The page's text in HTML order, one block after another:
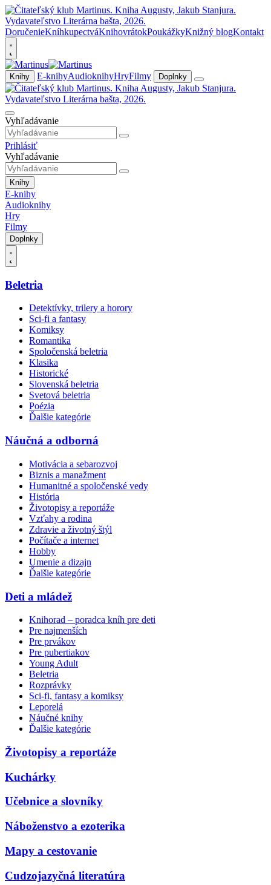
DoručenieKníhkupectváKnihovrátokPoukážkyKnižný blogKontakt
Knihy E-knihyAudioknihyHryFilmy Doplnky
Vyhľadávanie
Prihlásiť
Vyhľadávanie
Knihy
E-knihy
Audioknihy
Hry
Filmy
Doplnky
Beletria
Detektívky, trilery a horory
Sci-fi a fantasy
Komiksy
Romantika
Spoločenská beletria
Klasika
Historické
Slovenská beletria
Svetová beletria
Poézia
Ďalšie kategórie
Náučná a odborná
Motivácia a sebarozvoj
Biznis a manažment
Humanitné a spoločenské vedy
História
Životopisy a reportáže
Vzťahy a rodina
Zdravie a životný štýl
Počítače a internet
Hobby
Umenie a dizajn
Ďalšie kategórie
Deti a mládež
Knihorad – poradca kníh pre deti
Pre najmenších
Pre prvákov
Pre pubertiakov
Young Adult
Beletria
Rozprávky
Sci-fi, fantasy a komiksy
Leporelá
Náučné knihy
Ďalšie kategórie
Životopisy a reportáže
Kuchárky
Učebnice a slovníky
Náboženstvo a ezoterika
Mapy a cestovanie
Cudzojazyčná literatúra